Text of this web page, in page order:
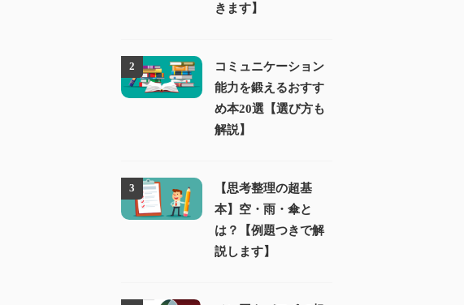
きます】
2
コミュニケーション
能力を鍛えるおすす
め本20選【選び方も
解説】
3
【思考整理の超基
本】空・雨・傘と
は？【例題つきで解
説します】